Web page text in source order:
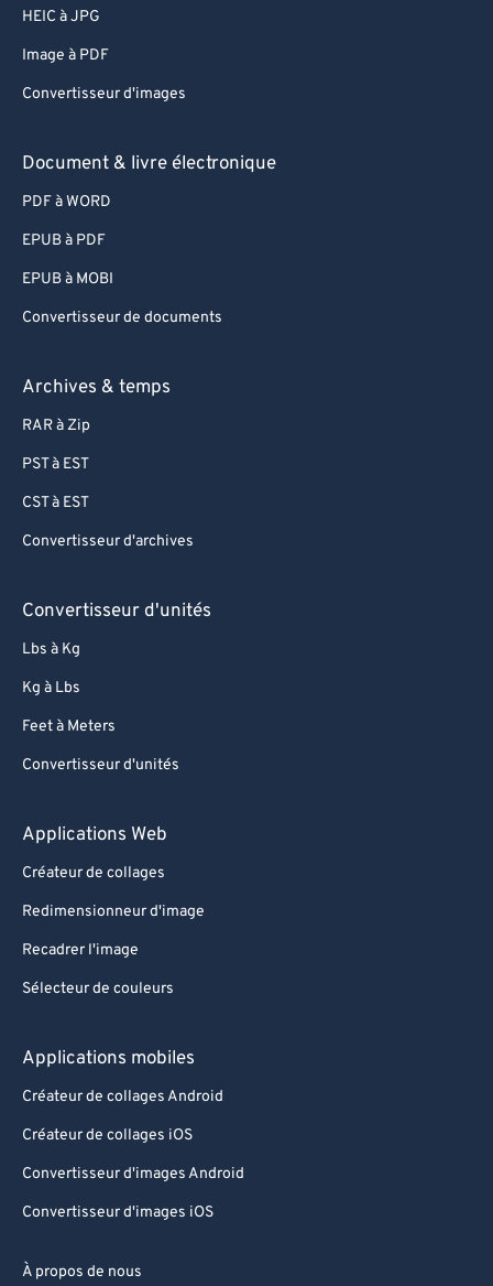
HEIC à JPG
Image à PDF
Convertisseur d'images
Document & livre électronique
PDF à WORD
EPUB à PDF
EPUB à MOBI
Convertisseur de documents
Archives & temps
RAR à Zip
PST à EST
CST à EST
Convertisseur d'archives
Convertisseur d'unités
Lbs à Kg
Kg à Lbs
Feet à Meters
Convertisseur d'unités
Applications Web
Créateur de collages
Redimensionneur d'image
Recadrer l'image
Sélecteur de couleurs
Applications mobiles
Créateur de collages Android
Créateur de collages iOS
Convertisseur d'images Android
Convertisseur d'images iOS
À propos de nous